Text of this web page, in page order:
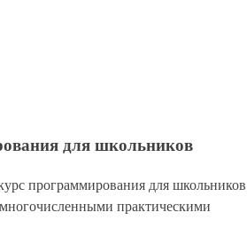
для школьников
программирования для школьников
практическими